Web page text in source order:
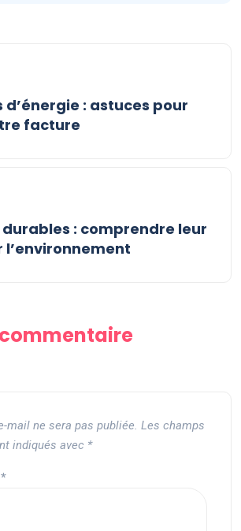
d’énergie : astuces pour
facture
: comprendre leur
l’environnement
mail ne sera pas publiée. Les champs
indiqués avec *
*